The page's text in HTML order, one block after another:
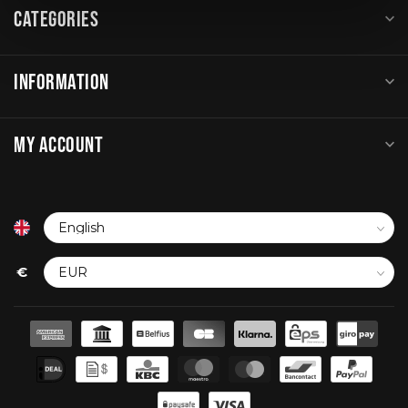
CATEGORIES
INFORMATION
MY ACCOUNT
€